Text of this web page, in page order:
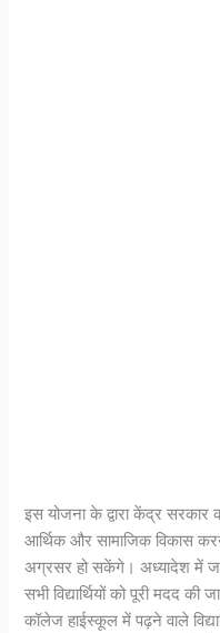
इस योजना के द्वारा केंद्र सरकार
आर्थिक और सामाजिक विकास
अग्रसर हो सकेंगे। अध्यादेश में
सभी विद्यार्थियों को पूरी मदद की
कॉलेज हाईस्कूल में पढ़ने वाले